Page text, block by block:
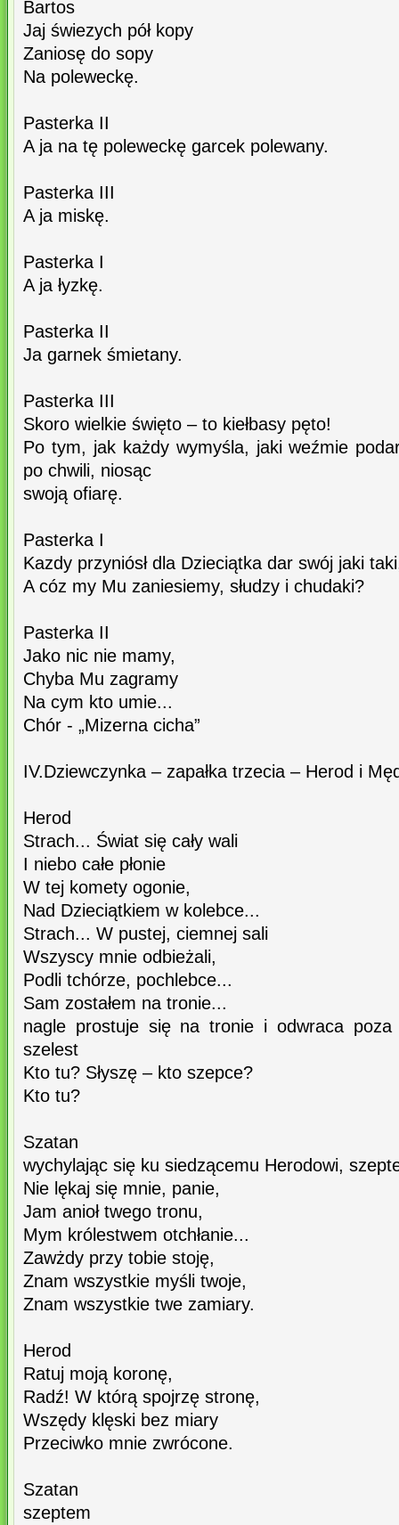
Bartos
Jaj świezych pół kopy
Zaniosę do sopy
Na poleweckę.
Pasterka II
A ja na tę poleweckę garcek polewany.
Pasterka III
A ja miskę.
Pasterka I
A ja łyzkę.
Pasterka II
Ja garnek śmietany.
Pasterka III
Skoro wielkie święto – to kiełbasy pęto!
Po tym, jak każdy wymyśla, jaki weźmie
po chwili, niosąc
swoją ofiarę.
Pasterka I
Kazdy przyniósł dla Dzieciątka dar swój jaki
A cóz my Mu zaniesiemy, słudzy i chudaki?
Pasterka II
Jako nic nie mamy,
Chyba Mu zagramy
Na cym kto umie...
Chór - „Mizerna cicha”
IV.Dziewczynka – zapałka trzecia – Herod i
Herod
Strach... Świat się cały wali
I niebo całe płonie
W tej komety ogonie,
Nad Dzieciątkiem w kolebce...
Strach... W pustej, ciemnej sali
Wszyscy mnie odbieżali,
Podli tchórze, pochlebce...
Sam zostałem na tronie...
nagle prostuje się na tronie i odwraca poza
szelest
Kto tu? Słyszę – kto szepce?
Kto tu?
Szatan
wychylając się ku siedzącemu Herodowi,
Nie lękaj się mnie, panie,
Jam anioł twego tronu,
Mym królestwem otchłanie...
Zawżdy przy tobie stoję,
Znam wszystkie myśli twoje,
Znam wszystkie twe zamiary.
Herod
Ratuj moją koronę,
Radź! W którą spojrzę stronę,
Wszędy klęski bez miary
Przeciwko mnie zwrócone.
Szatan
szeptem